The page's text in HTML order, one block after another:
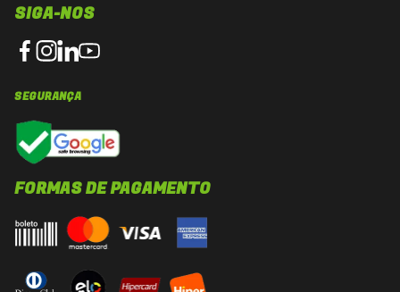
SIGA-NOS
SEGURANÇA
FORMAS DE PAGAMENTO